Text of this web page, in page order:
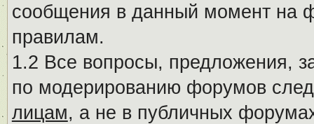
сообщения в данный момент на
правилам.
1.2 Все вопросы, предложения,
по модерированию форумов
лицам, а не в публичных